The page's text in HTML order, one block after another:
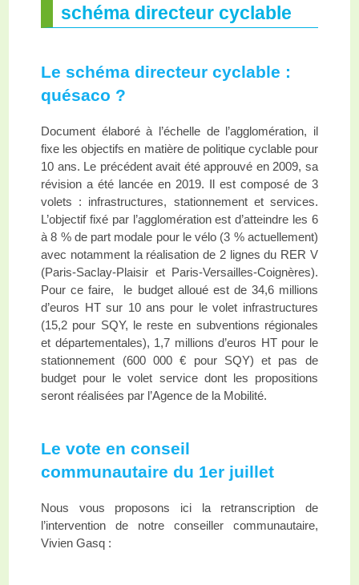
schéma directeur cyclable
Le schéma directeur cyclable :
quésaco ?
Document élaboré à l’échelle de l’agglomération, il
fixe les objectifs en matière de politique cyclable pour
10 ans. Le précédent avait été approuvé en 2009, sa
révision a été lancée en 2019. Il est composé de 3
volets : infrastructures, stationnement et services.
L’objectif fixé par l’agglomération est d’atteindre les 6
à 8 % de part modale pour le vélo (3 % actuellement)
avec notamment la réalisation de 2 lignes du RER V
(Paris-Saclay-Plaisir et Paris-Versailles-Coignères).
Pour ce faire, le budget alloué est de 34,6 millions
d’euros HT sur 10 ans pour le volet infrastructures
(15,2 pour SQY, le reste en subventions régionales
et départementales), 1,7 millions d’euros HT pour le
stationnement (600 000 € pour SQY) et pas de
budget pour le volet service dont les propositions
seront réalisées par l’Agence de la Mobilité.
Le vote en conseil
communautaire du 1er juillet
Nous vous proposons ici la retranscription de
l’intervention de notre conseiller communautaire,
Vivien Gasq :